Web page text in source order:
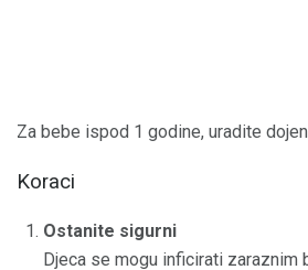
Za bebe ispod 1 godine, uradite
Koraci
Ostanite sigurni
Djeca se mogu inficirati zaraznim